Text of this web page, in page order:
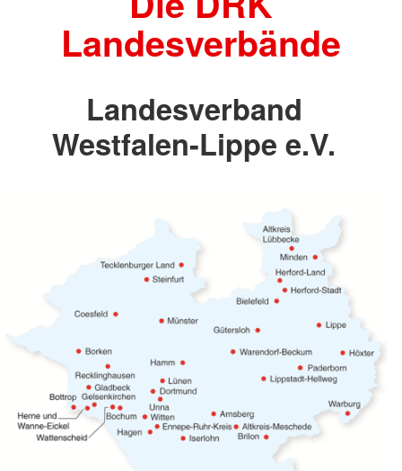
Landesverbände
Landesverband
Westfalen-Lippe e.V.